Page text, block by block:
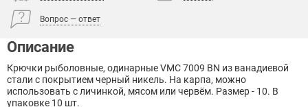
Вопрос — ответ
Описание
Крючки рыболовные, одинарные VMC 7009 BN из ванадиевой
стали с покрытием черный никель. На карпа, можно
использовать с личинкой, мясом или червём. Размер - 10. В
упаковке 10 шт.